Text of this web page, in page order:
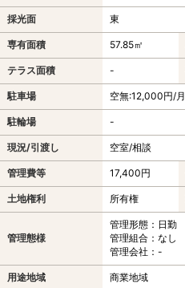
採光面 東
専有面積 57.85㎡
テラス面積 -
駐車場 空無:12,000円/月
駐輪場 -
現況/引渡し 空室/相談
管理費等 17,400円
土地権利 所有権
管理態様
管理形態：日勤
管理組合：なし
管理会社：-
用途地域 商業地域